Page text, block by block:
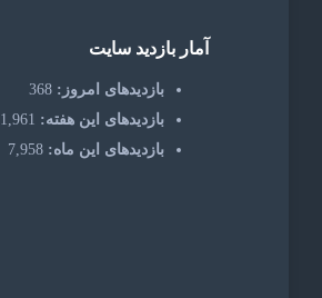
آمار بازدید سایت
بازدیدهای امروز:368
بازدیدهای این هفته: 1,961
بازدیدهای این ماه:7,958